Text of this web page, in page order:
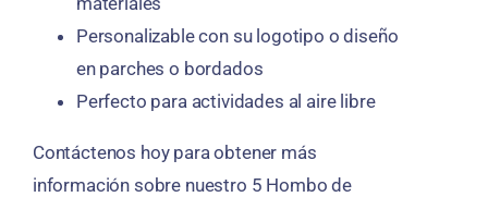
Personalizable con su logotipo o diseño
en parches o bordados
Perfecto para actividades al aire libre
Contáctenos hoy para obtener más
información sobre nuestro 5 Hombo de